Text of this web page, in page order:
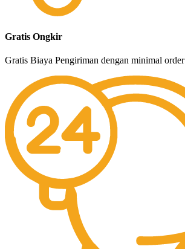
Gratis Ongkir
Gratis Biaya Pengiriman dengan minimal order